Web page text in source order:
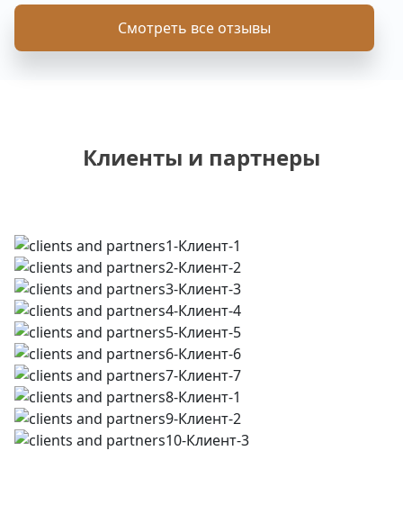
Смотреть все отзывы
Клиенты и партнеры